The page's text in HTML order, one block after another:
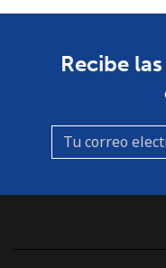
Recibe